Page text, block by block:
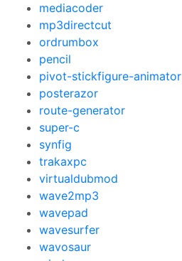
mediacoder
mp3directcut
ordrumbox
pencil
pivot-stickfigure-animator
posterazor
route-generator
super-c
synfig
trakaxpc
virtualdubmod
wave2mp3
wavepad
wavesurfer
wavosaur